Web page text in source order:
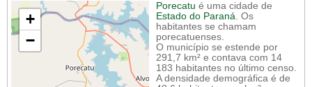
+
−
Porecatu é uma cidade de
Estado do Paraná. Os
habitantes se chamam
porecatuenses.
O município se estende por
291,7 km² e contava com 14
183 habitantes no último censo.
A densidade demográfica é de